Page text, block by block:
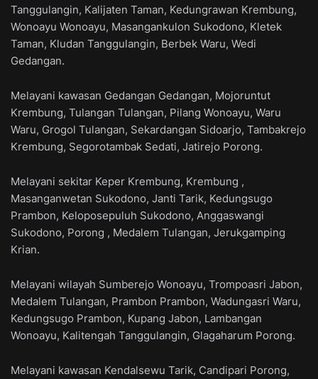
Tanggulangin, Kalijaten Taman, Kedungrawan Krembung,
Wonoayu Wonoayu, Masangankulon Sukodono, Kletek
Taman, Kludan Tanggulangin, Berbek Waru, Wedi
Gedangan.
Melayani kawasan Gedangan Gedangan, Mojoruntut
Krembung, Tulangan Tulangan, Pilang Wonoayu, Waru
Waru, Grogol Tulangan, Sekardangan Sidoarjo, Tambakrejo
Krembung, Segorotambak Sedati, Jatirejo Porong.
Melayani sekitar Keper Krembung, Krembung ,
Masanganwetan Sukodono, Janti Tarik, Kedungsugo
Prambon, Keloposepuluh Sukodono, Anggaswangi
Sukodono, Porong , Medalem Tulangan, Jerukgamping
Krian.
Melayani wilayah Sumberejo Wonoayu, Trompoasri Jabon,
Medalem Tulangan, Prambon Prambon, Wadungasri Waru,
Kedungsugo Prambon, Kupang Jabon, Lambangan
Wonoayu, Kalitengah Tanggulangin, Glagaharum Porong.
Melayani kawasan Kendalsewu Tarik, Candipari Porong,